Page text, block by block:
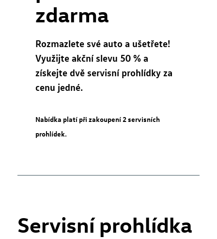
zdarma
Rozmazlete své auto a ušetřete!
Využijte akční slevu 50 % a
získejte dvě servisní prohlídky za
cenu jedné.
Nabídka platí při zakoupení 2 servisních
prohlídek.
Servisní prohlídka